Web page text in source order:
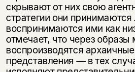
скрывают от них свою
стратегии они
воспринимаются ими как
отмечает, что через
воспроизводятся
представления — в тех